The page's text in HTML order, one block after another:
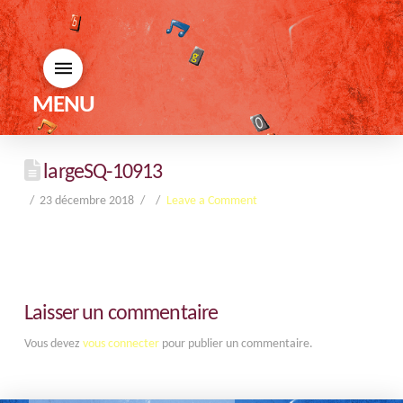
MENU
largeSQ-10913
23 décembre 2018 Leave a Comment
Laisser un commentaire
Vous devez vous connecterpour publier un commentaire.